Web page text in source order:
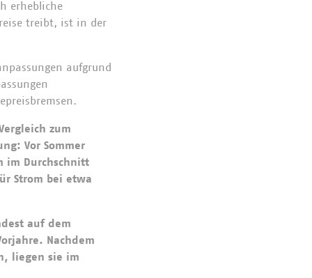
erhebliche
treibt, ist in der
aufgrund
zum
Vor Sommer
im Durchschnitt
Strom bei etwa
auf dem
Nachdem
liegen sie im